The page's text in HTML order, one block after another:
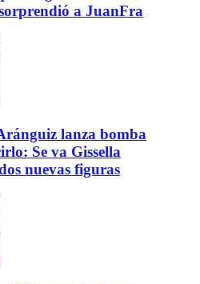
a JuanFra
lanza bomba
Se va Gissella
nuevas figuras